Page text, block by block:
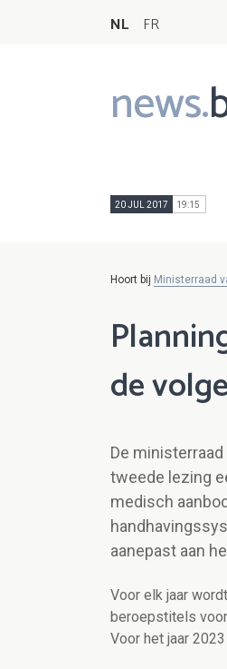
NL FR
news.
Main
navigation
20 JUL 2017 19:15
Hoort bij Ministerraad
de
De
tweede lezing
medisch
aanepast aan
Voor elk jaar
beroepstitels
Voor het jaar